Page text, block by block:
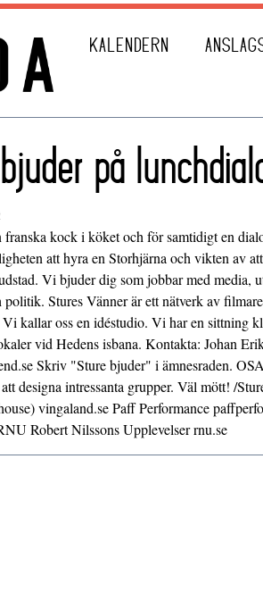
KALENDERN
på
franska kock i köket och för samtidigt en
att hyra en Storhjärna och vikten av
Vi bjuder dig som jobbar med media,
Stures Vänner är ett nätverk av
kallar oss en idéstudio. Vi har en sittning
vid Hedens isbana. Kontakta: Johan
Skriv "Sture bjuder" i ämnesraden.
designa intressanta grupper. Väl mött! /
vingaland.se Paff Performance
Robert Nilssons Upplevelser rnu.se